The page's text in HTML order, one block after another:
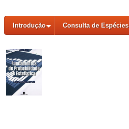
Introdução Consulta de Espécies